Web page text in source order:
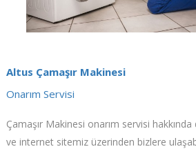
Altus Çamaşır Makinesi
Onarım Servisi
Çamaşır Makinesi onarım servisi
ve internet sitemiz üzerinden bizlere